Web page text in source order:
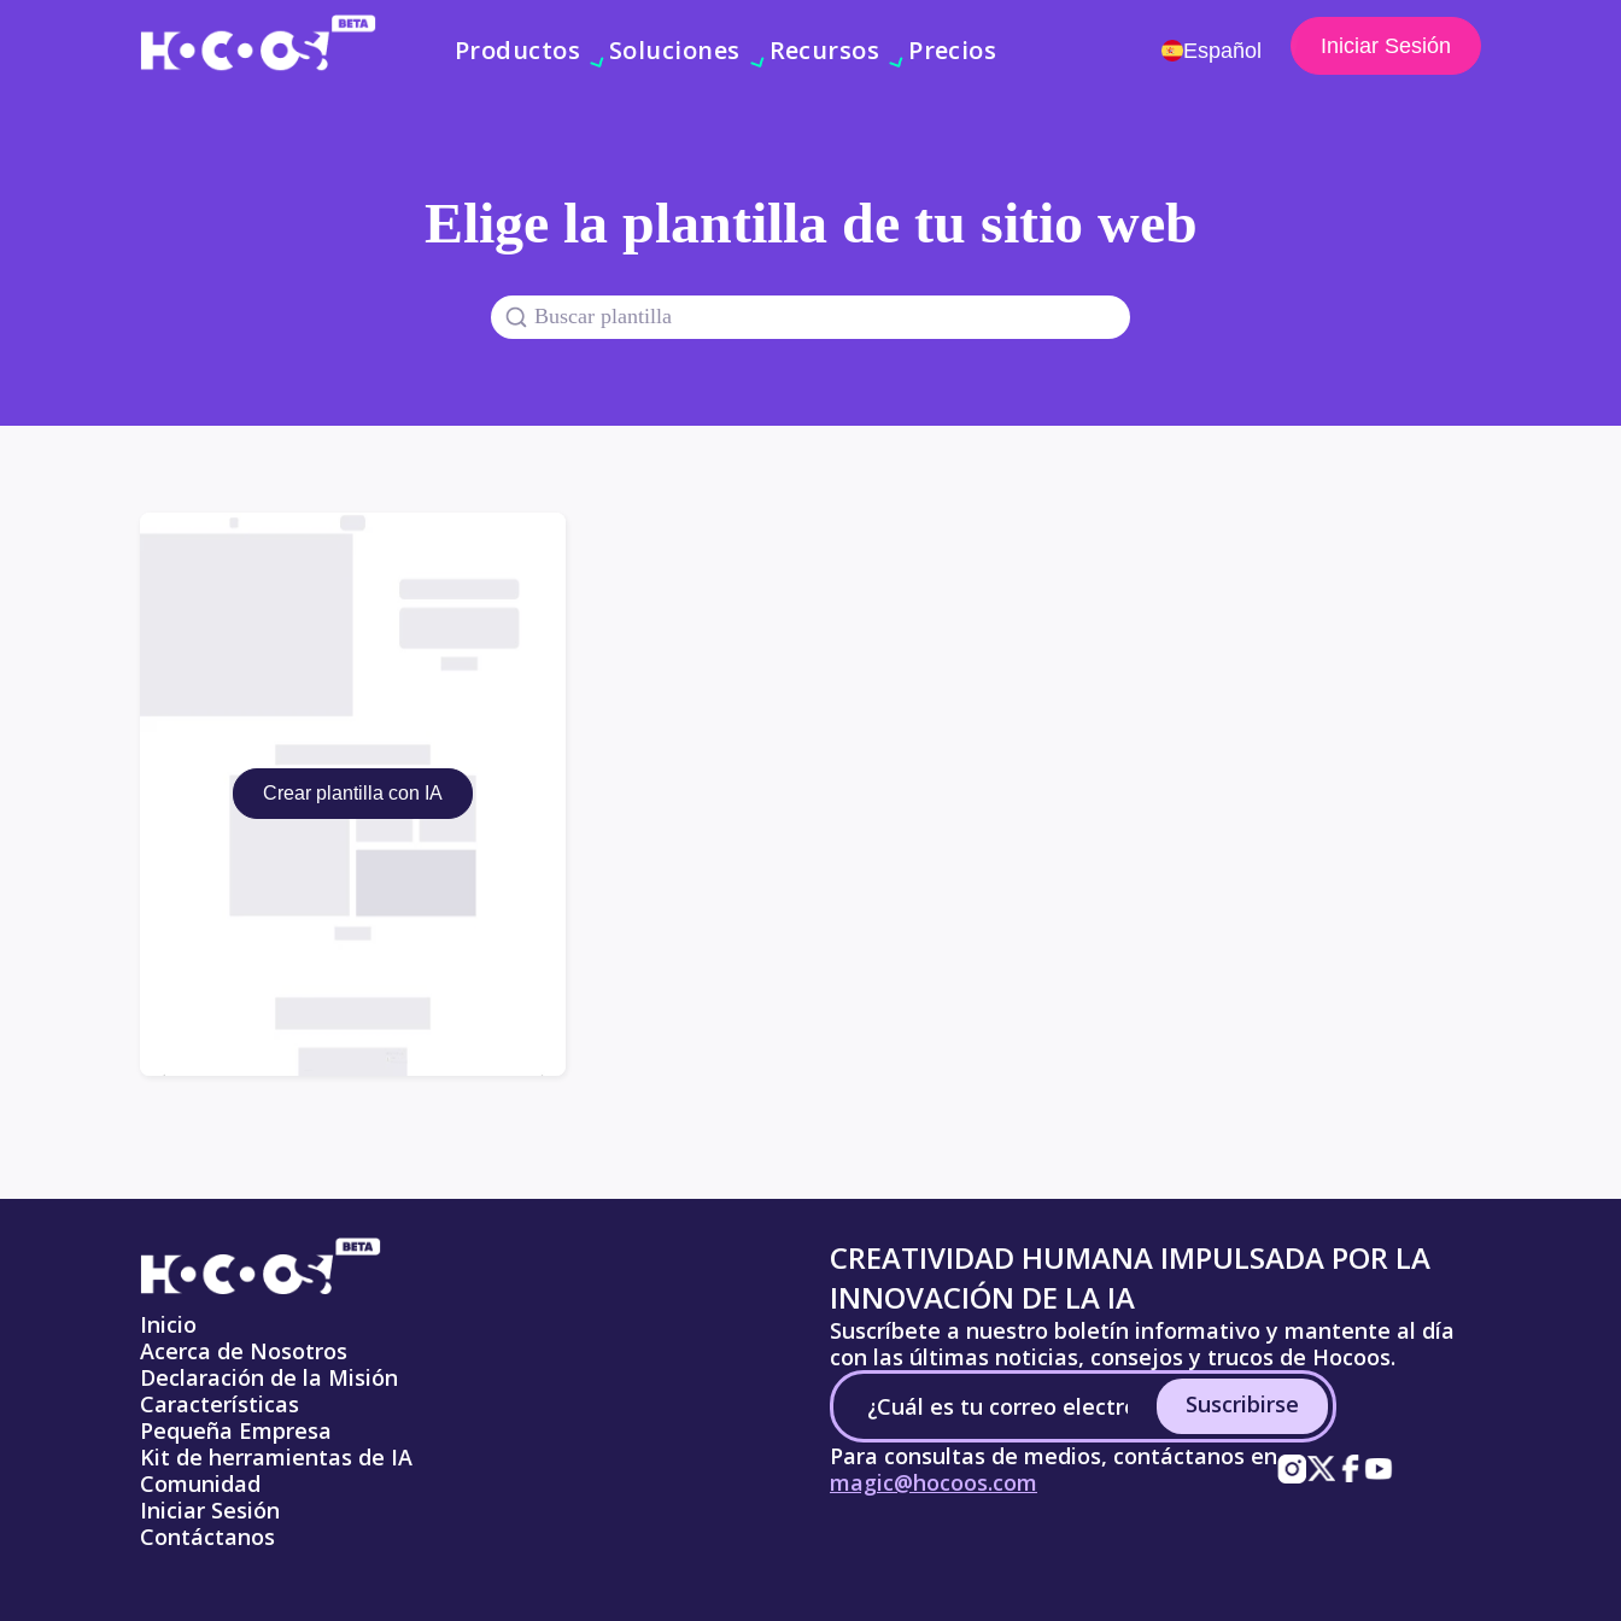
Productos Soluciones Recursos Precios Español Iniciar Sesión
Elige la plantilla de tu sitio web
Crear plantilla con IA
Inicio
Acerca de Nosotros
Declaración de la Misión
Características
Pequeña Empresa
Kit de herramientas de IA
Comunidad
Iniciar Sesión
Contáctanos
CREATIVIDAD HUMANA IMPULSADA POR LA
INNOVACIÓN DE LA IA
Suscríbete a nuestro boletín informativo y mantente al día
con las últimas noticias, consejos y trucos de Hocoos.
Suscribirse
Para consultas de medios, contáctanos en
magic@hocoos.com